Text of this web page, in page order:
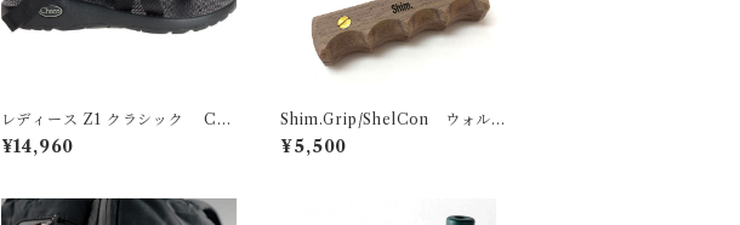
レディース Z1 クラシック CH
ACO チャコ
¥14,960
Shim.Grip/ShelCon ウォルナ
ット
¥5,500